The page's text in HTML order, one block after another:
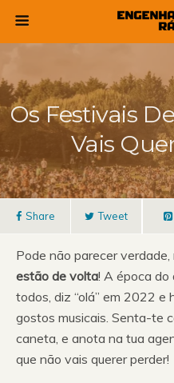
Os Festivais
Vais
Share Tweet
Pode não parecer verdade,
estão de volta! A época do
todos, diz “olá” em 2022 e
gostos musicais. Senta-te
caneta, e anota na tua
que não vais querer perder!